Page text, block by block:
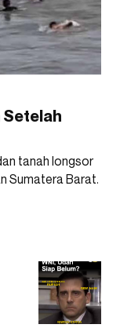
Setelah
tanah longsor
Sumatera Barat.